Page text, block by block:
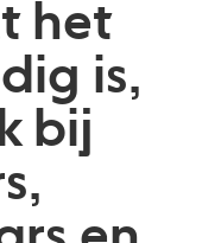
het
is,
bij